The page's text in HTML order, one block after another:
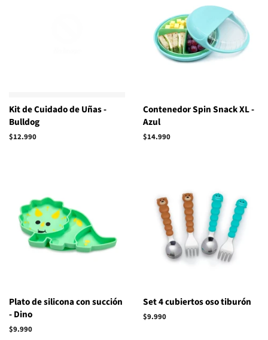
Kit de Cuidado de Uñas -
Bulldog
Precio
$12.990
Contenedor Spin Snack XL -
Azul
Precio
$14.990
Plato de silicona con succión
- Dino
Precio
$9.990
Set 4 cubiertos oso tiburón
Precio
$9.990